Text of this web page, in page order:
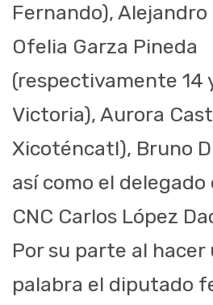
Fernando),
Ofelia Garza Pineda
(respectivamente 14
Victoria), Aurora
Xicoténcatl), Bruno
así como el delegado
CNC Carlos López
Por su parte al hacer
palabra el diputado